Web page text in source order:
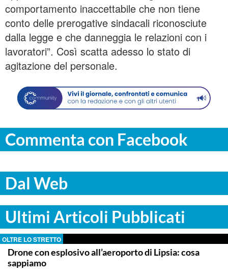
comportamento inaccettabile che non tiene
conto delle prerogative sindacali riconosciute
dalla legge e che danneggia le relazioni con i
lavoratori”. Così scatta adesso lo stato di
agitazione del personale.
Commenta con Facebook
Dal Web
Ultimi Articoli Pubblicati
OLTRE LO STRETTO
Drone con esplosivo all’aeroporto di Lipsia: cosa
sappiamo